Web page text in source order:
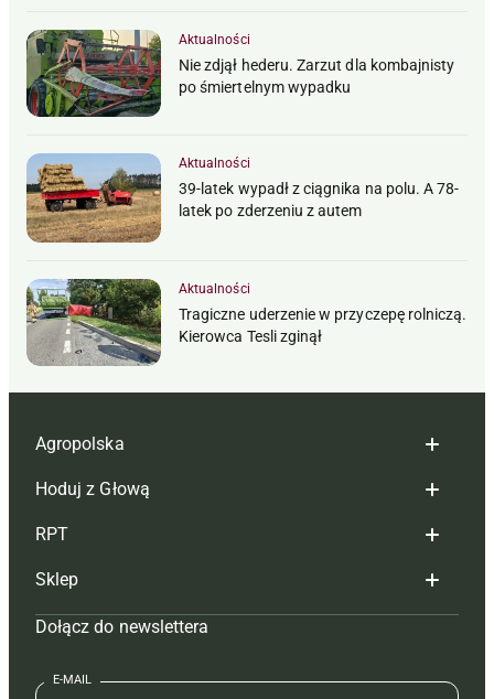
Aktualności
Nie zdjął hederu. Zarzut dla kombajnisty
po śmiertelnym wypadku
Aktualności
39-latek wypadł z ciągnika na polu. A 78-
latek po zderzeniu z autem
Aktualności
Tragiczne uderzenie w przyczepę rolniczą.
Kierowca Tesli zginął
Agropolska
Redakcja
Reklama
Tagi
Mapa serwisu
Kontakt
Hoduj z Głową
Hoduj z głową bydło
Hoduj z głową świnie
Prenumerata
Redakcja
RPT
Redakcja
Prenumerata
Reklama
Sklep
Czasopisma i prenumerata
Książki
Dołącz do newslettera
E-MAIL